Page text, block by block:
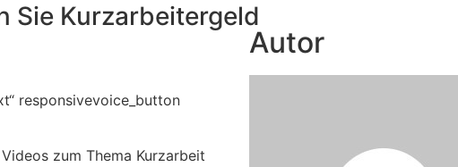
Sie Kurzarbeitergeld
responsivevoice_button
zum Thema Kurzarbeit
Autor